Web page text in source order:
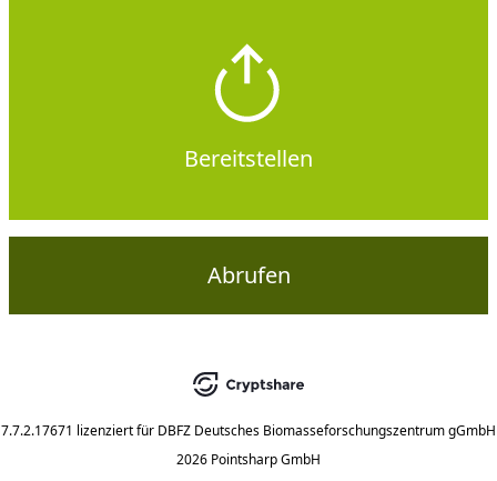
Bereitstellen
Abrufen
7.7.2.17671 lizenziert für DBFZ Deutsches Biomasseforschungszentrum gGmbH
2026 Pointsharp GmbH